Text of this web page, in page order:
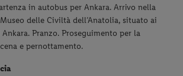
in autobus per Ankara. Arrivo nella
delle Civiltà dell’Anatolia, situato ai
Pranzo. Proseguimento per la
e pernottamento.